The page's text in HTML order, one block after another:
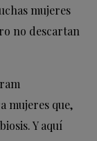
mujeres
no descartan
mujeres que,
Y aquí